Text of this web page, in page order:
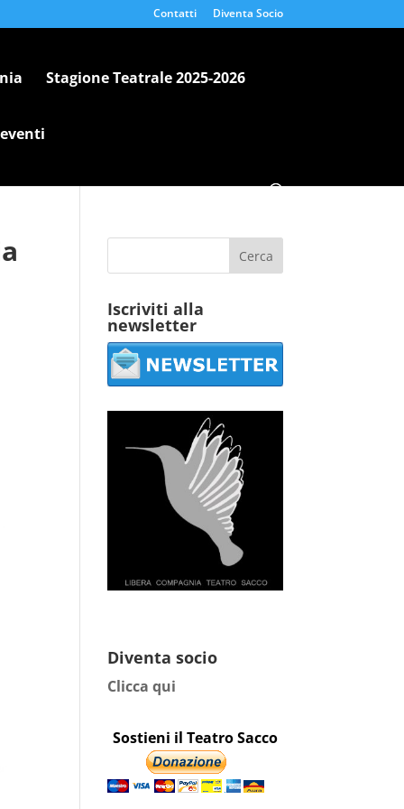
Contatti Diventa Socio
Stagione Teatrale 2025-2026
Iscriviti alla
newsletter
Diventa socio
Clicca qui
Sostieni il Teatro Sacco